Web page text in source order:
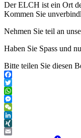
Der ELCH ist ein Ort
Kommen Sie
Nehmen Sie teil an
Haben Sie Spass und
Bitte teilen Sie diesen
Facebook
Twitter
WhatsApp
Messenger
WeChat
LinkedIn
XING